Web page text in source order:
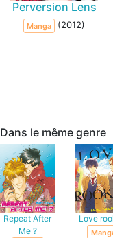
Perversion Lens
Manga (2012)
Dans le même genre
Repeat After
Me ?
Love